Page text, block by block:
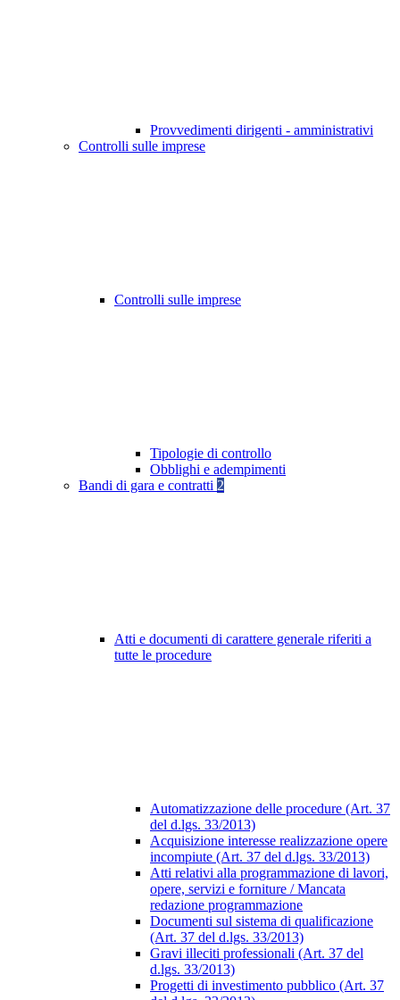
Provvedimenti dirigenti - amministrativi
Controlli sulle imprese
Controlli sulle imprese
Tipologie di controllo
Obblighi e adempimenti
Bandi di gara e contratti 2
Atti e documenti di carattere generale riferiti a
tutte le procedure
Automatizzazione delle procedure (Art. 37
del d.lgs. 33/2013)
Acquisizione interesse realizzazione opere
incompiute (Art. 37 del d.lgs. 33/2013)
Atti relativi alla programmazione di lavori,
opere, servizi e forniture / Mancata
redazione programmazione
Documenti sul sistema di qualificazione
(Art. 37 del d.lgs. 33/2013)
Gravi illeciti professionali (Art. 37 del
d.lgs. 33/2013)
Progetti di investimento pubblico (Art. 37